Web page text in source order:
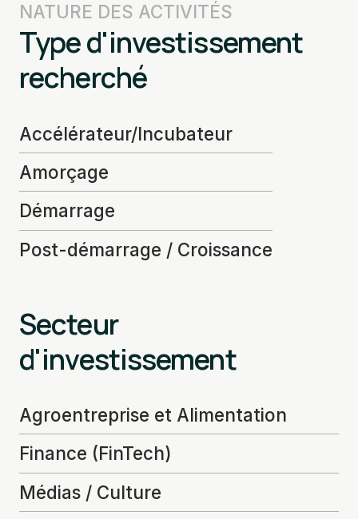
NATURE DES ACTIVITÉS
Type d'investissement
recherché
Accélérateur/Incubateur
Amorçage
Démarrage
Post-démarrage / Croissance
Secteur
d'investissement
Agroentreprise et Alimentation
Finance (FinTech)
Médias / Culture